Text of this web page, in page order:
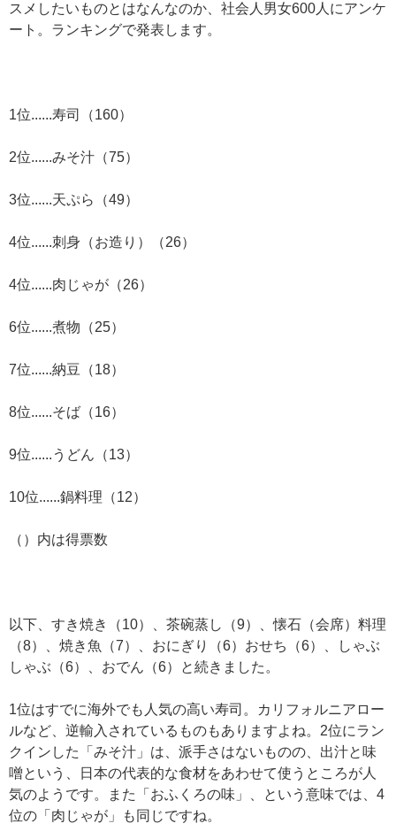
スメしたいものとはなんなのか、社会人男女600人にアンケ
ート。ランキングで発表します。
1位......寿司（160）
2位......みそ汁（75）
3位......天ぷら（49）
4位......刺身（お造り）（26）
4位......肉じゃが（26）
6位......煮物（25）
7位......納豆（18）
8位......そば（16）
9位......うどん（13）
10位......鍋料理（12）
（）内は得票数
以下、すき焼き（10）、茶碗蒸し（9）、懐石（会席）料理
（8）、焼き魚（7）、おにぎり（6）おせち（6）、しゃぶ
しゃぶ（6）、おでん（6）と続きました。
1位はすでに海外でも人気の高い寿司。カリフォルニアロー
ルなど、逆輸入されているものもありますよね。2位にラン
クインした「みそ汁」は、派手さはないものの、出汁と味
噌という、日本の代表的な食材をあわせて使うところが人
気のようです。また「おふくろの味」、という意味では、4
位の「肉じゃが」も同じですね。